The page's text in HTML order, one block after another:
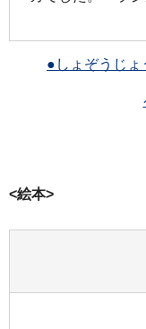
●しょぞうじょ
<絵本>